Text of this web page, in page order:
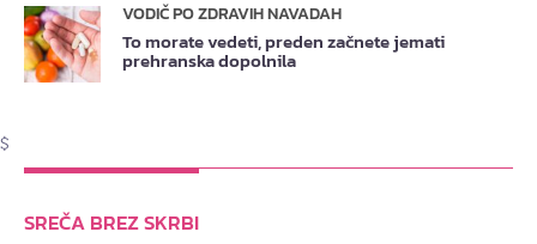
VODIČ PO ZDRAVIH NAVADAH
To morate vedeti, preden začnete jemati
prehranska dopolnila
$
SREČA BREZ SKRBI